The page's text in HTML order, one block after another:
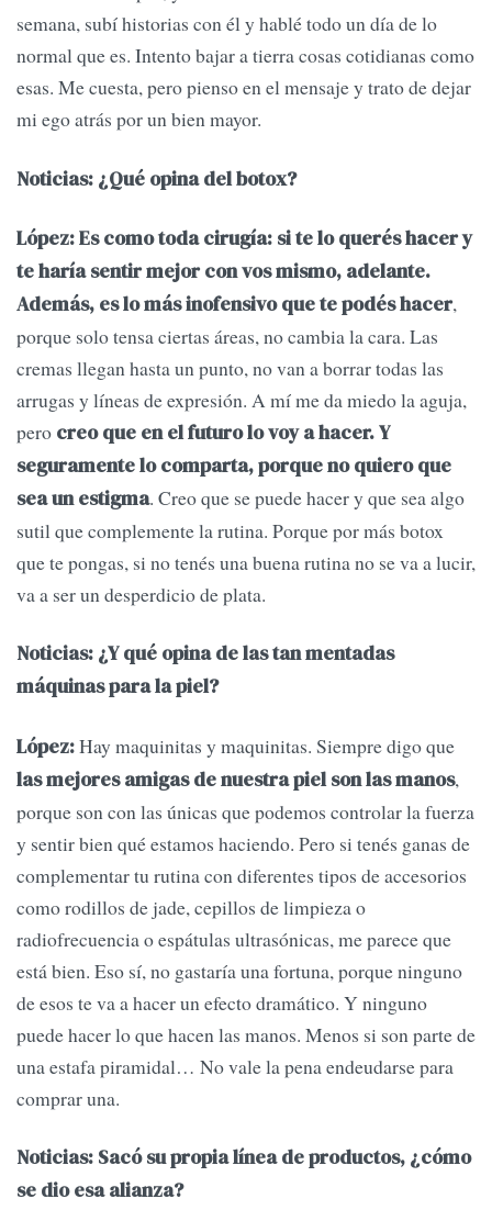
semana, subí historias con él y hablé todo un día de lo
normal que es. Intento bajar a tierra cosas cotidianas como
esas. Me cuesta, pero pienso en el mensaje y trato de dejar
mi ego atrás por un bien mayor.
Noticias: ¿Qué opina del botox?
López: Es como toda cirugía: si te lo querés hacer y
te haría sentir mejor con vos mismo, adelante.
Además, es lo más inofensivo que te podés hacer,
porque solo tensa ciertas áreas, no cambia la cara. Las
cremas llegan hasta un punto, no van a borrar todas las
arrugas y líneas de expresión. A mí me da miedo la aguja,
pero creo que en el futuro lo voy a hacer. Y
seguramente lo comparta, porque no quiero que
sea un estigma. Creo que se puede hacer y que sea algo
sutil que complemente la rutina. Porque por más botox
que te pongas, si no tenés una buena rutina no se va a lucir,
va a ser un desperdicio de plata.
Noticias: ¿Y qué opina de las tan mentadas
máquinas para la piel?
López:Hay maquinitas y maquinitas. Siempre digo que
las mejores amigas de nuestra piel son las manos,
porque son con las únicas que podemos controlar la fuerza
y sentir bien qué estamos haciendo. Pero si tenés ganas de
complementar tu rutina con diferentes tipos de accesorios
como rodillos de jade, cepillos de limpieza o
radiofrecuencia o espátulas ultrasónicas, me parece que
está bien. Eso sí, no gastaría una fortuna, porque ninguno
de esos te va a hacer un efecto dramático. Y ninguno
puede hacer lo que hacen las manos. Menos si son parte de
una estafa piramidal… No vale la pena endeudarse para
comprar una.
Noticias: Sacó su propia línea de productos, ¿cómo
se dio esa alianza?